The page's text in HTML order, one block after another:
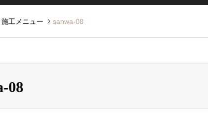
工メニュー sanwa-08
08